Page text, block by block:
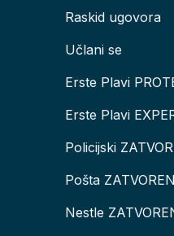
Raskid ugovora
Učlani se
Erste Plavi
Erste Plavi
Policijski
Pošta
Nestle